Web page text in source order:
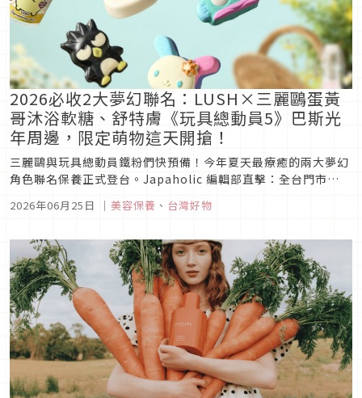
2026必收2大夢幻聯名：LUSH×三麗鷗蛋黃
哥沐浴軟糖、舒特膚《玩具總動員5》巴斯光
年周邊，限定萌物這天開搶！
三麗鷗與玩具總動員鐵粉們快預備！今年夏天最療癒的兩大夢幻
角色聯名保養正式登台。Japaholic 編輯部直擊：全台門市
丁狗焦糖果凍、蛋黃哥沐浴軟糖與人魚漢頓汽泡彈如何療癒泡澡
2026年06月25日 ｜ 美容保養 、 台灣好物